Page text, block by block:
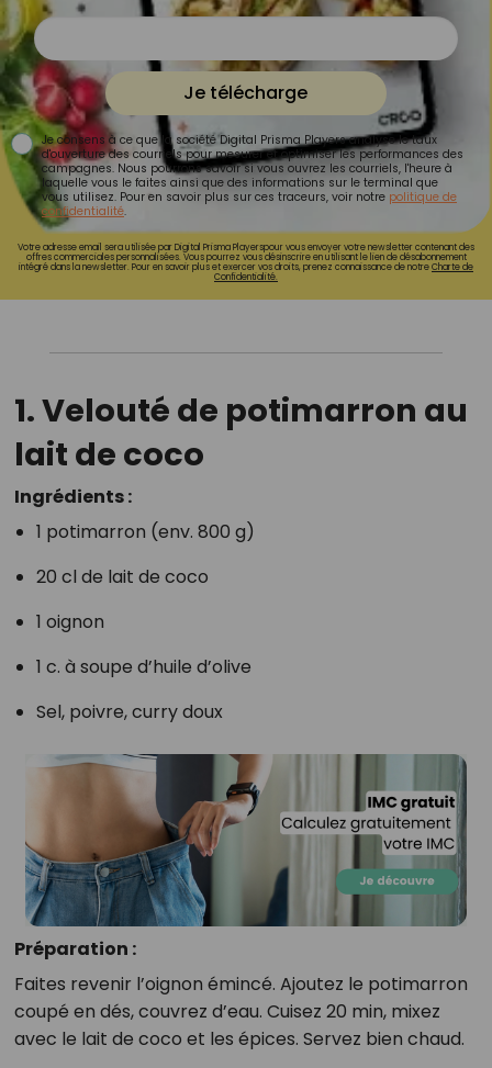
Je télécharge
Je consens à ce que la société Digital Prisma Players analyse le taux
d'ouverture des courriels pour mesurer et optimiser les performances des
campagnes. Nous pourrons savoir si vous ouvrez les courriels, l'heure à
laquelle vous le faites ainsi que des informations sur le terminal que
vous utilisez. Pour en savoir plus sur ces traceurs, voir notre politique de
confidentialité.
Votre adresse email sera utilisée par Digital Prisma Playerspour vous envoyer votre newsletter contenant des
offres commerciales personnalisées. Vous pourrez vous désinscrire en utilisant le lien de désabonnement
intégré dans la newsletter. Pour en savoir plus et exercer vos droits, prenez connaissance de notreCharte de
Confidentialité.
1.Velouté de potimarron au
lait de coco
Ingrédients :
1 potimarron (env. 800 g)
20 cl de lait de coco
1 oignon
1 c. à soupe d’huile d’olive
Sel, poivre, curry doux
Préparation :
Faites revenir l’oignon émincé. Ajoutez le potimarron
coupé en dés, couvrez d’eau. Cuisez 20 min, mixez
avec le lait de coco et les épices. Servez bien chaud.